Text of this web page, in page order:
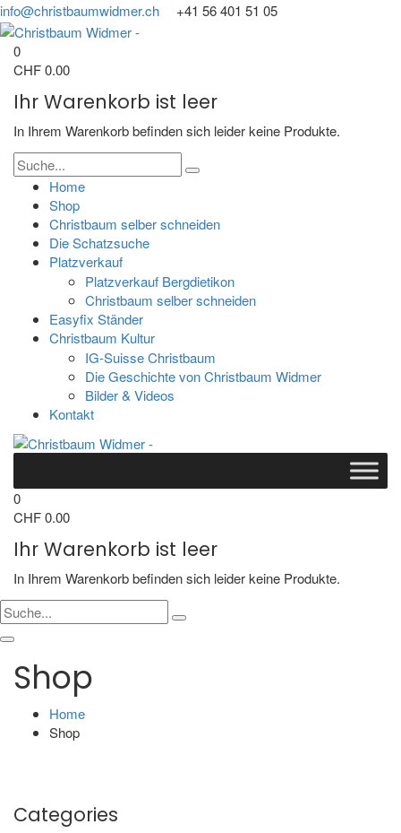
info@christbaumwidmer.ch +41 56 401 51 05
0
CHF0.00
Ihr Warenkorb ist leer
In Ihrem Warenkorb befinden sich leider keine Produkte.
Home
Shop
Christbaum selber schneiden
Die Schatzsuche
Platzverkauf
Platzverkauf Bergdietikon
Christbaum selber schneiden
Easyfix Ständer
Christbaum Kultur
IG-Suisse Christbaum
Die Geschichte von Christbaum Widmer
Bilder & Videos
Kontakt
0
CHF0.00
Ihr Warenkorb ist leer
In Ihrem Warenkorb befinden sich leider keine Produkte.
Shop
Home
Shop
Categories